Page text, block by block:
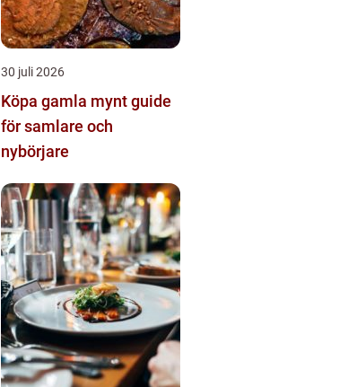
30 juli 2026
Köpa gamla mynt guide
för samlare och
nybörjare